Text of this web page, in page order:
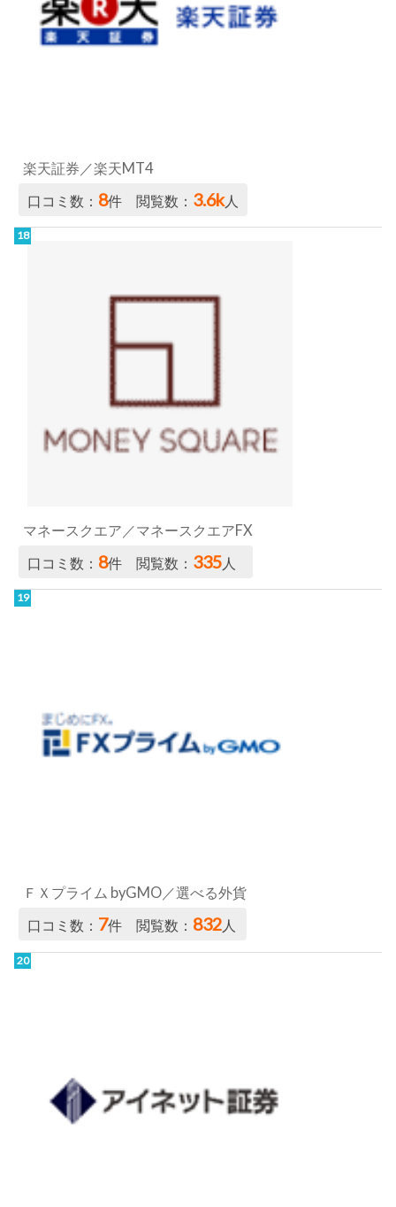
楽天証券／楽天MT4
口コミ数： 8件 閲覧数： 3.6k人
マネースクエア／マネースクエアFX
口コミ数： 8件 閲覧数： 335 人
ＦＸプライム byGMO／選べる外貨
口コミ数： 7件 閲覧数： 832人